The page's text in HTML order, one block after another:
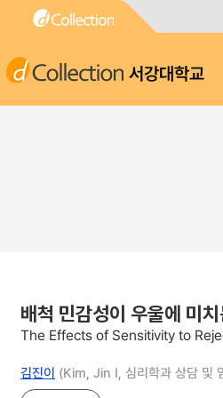
서강대학교
배척 민감성이 우울에 미
The Effects of Sensitivity to
김진이 (Kim, Jin I, 심리학과 상담 및